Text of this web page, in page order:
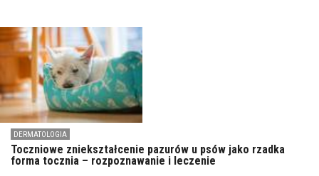
DERMATOLOGIA
Toczniowe zniekształcenie pazurów u psów jako rzadka
forma tocznia – rozpoznawanie i leczenie